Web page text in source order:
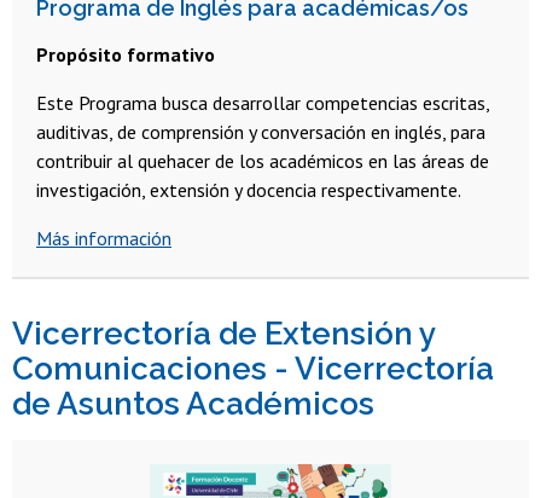
Programa de Inglés para académicas/os
Propósito formativo
Este Programa busca desarrollar competencias escritas,
auditivas, de comprensión y conversación en inglés, para
contribuir al quehacer de los académicos en las áreas de
investigación, extensión y docencia respectivamente.
Más información
Vicerrectoría de Extensión y
Comunicaciones - Vicerrectoría
de Asuntos Académicos